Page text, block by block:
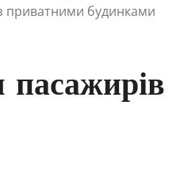
приватними будинками